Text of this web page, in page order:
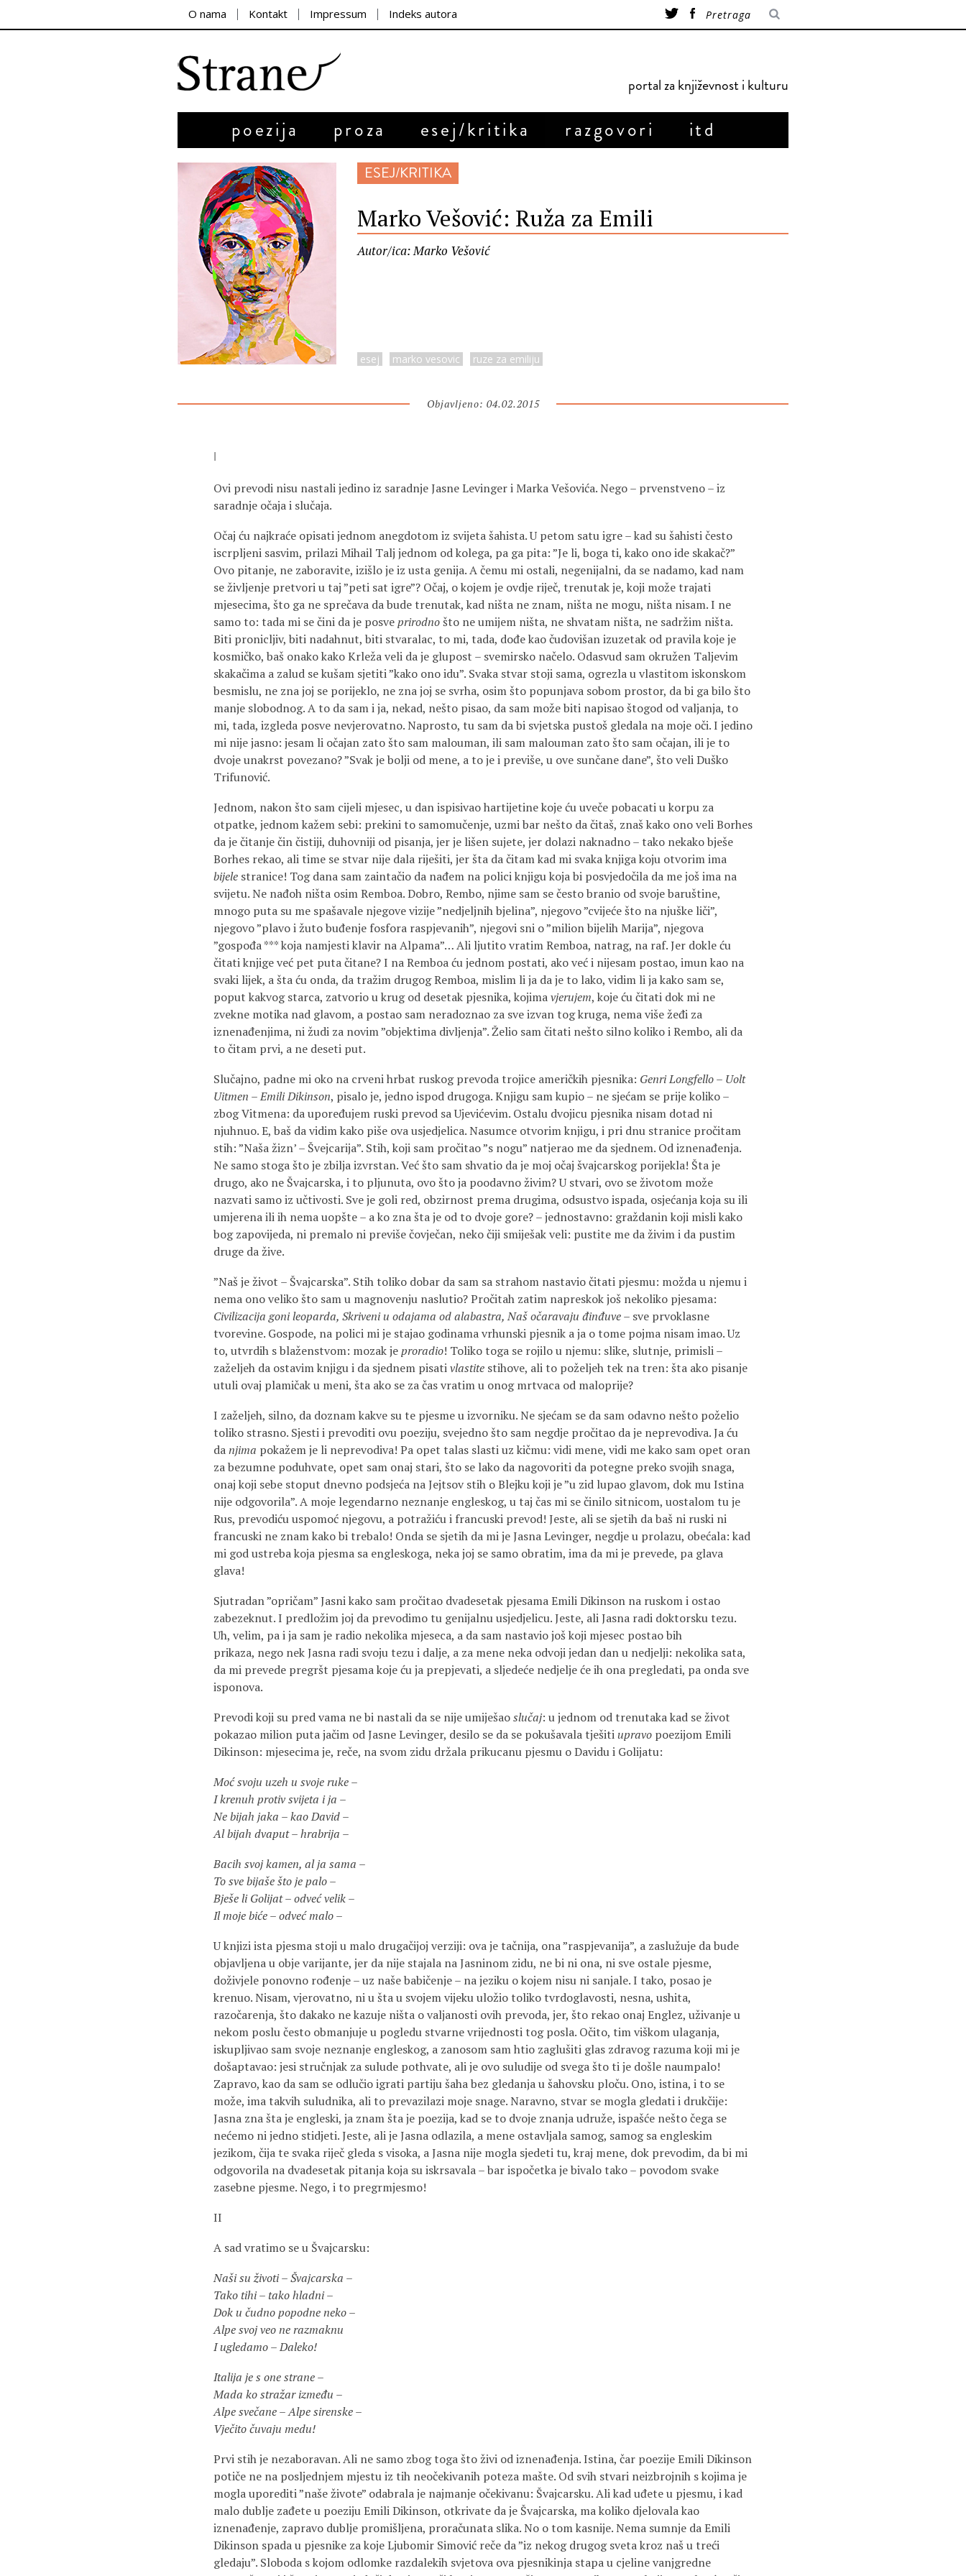
O nama Kontakt Impressum Indeks autora
portal za književnost i kulturu
poezija proza esej/kritika razgovori itd
ESEJ/KRITIKA
Marko Vešović: Ruža za Emili
Autor/ica: Marko Vešović
esej marko vesovic ruze za emiliju
Objavljeno: 04.02.2015
Ovi prevodi nisu nastali jedino iz saradnje Jasne Levinger i Marka Vešovića. Nego – prvenstveno – iz
saradnje očaja i slučaja.
Očaj ću najkraće opisati jednom anegdotom iz svijeta šahista. U petom satu igre – kad su šahisti često
iscrpljeni sasvim, prilazi Mihail Talj jednom od kolega, pa ga pita: ”Je li, boga ti, kako ono ide skakač?”
Ovo pitanje, ne zaboravite, izišlo je iz usta genija. A čemu mi ostali, negenijalni, da se nadamo, kad nam
se življenje pretvori u taj ”peti sat igre”? Očaj, o kojem je ovdje riječ, trenutak je, koji može trajati
mjesecima, što ga ne sprečava da bude trenutak, kad ništa ne znam, ništa ne mogu, ništa nisam. I ne
samo to: tada mi se čini da je posveprirodnošto ne umijem ništa, ne shvatam ništa, ne sadržim ništa.
Biti pronicljiv, biti nadahnut, biti stvaralac, to mi, tada, dođe kao čudovišan izuzetak od pravila koje je
kosmičko, baš onako kako Krleža veli da je glupost – svemirsko načelo. Odasvud sam okružen Taljevim
skakačima a zalud se kušam sjetiti ”kako ono idu”. Svaka stvar stoji sama, ogrezla u vlastitom iskonskom
besmislu, ne zna joj se porijeklo, ne zna joj se svrha, osim što popunjava sobom prostor, da bi ga bilo što
manje slobodnog. A to da sam i ja, nekad, nešto pisao, da sam može biti napisao štogod od valjanja, to
mi, tada, izgleda posve nevjerovatno. Naprosto, tu sam da bi svjetska pustoš gledala na moje oči. I jedino
mi nije jasno: jesam li očajan zato što sam malouman, ili sam malouman zato što sam očajan, ili je to
dvoje unakrst povezano? ”Svak je bolji od mene, a to je i previše, u ove sunčane dane”, što veli Duško
Trifunović.
Jednom, nakon što sam cijeli mjesec, u dan ispisivao hartijetine koje ću uveče pobacati u korpu za
otpatke, jednom kažem sebi: prekini to samomučenje, uzmi bar nešto da čitaš, znaš kako ono veli Borhes
da je čitanje čin čistiji, duhovniji od pisanja, jer je lišen sujete, jer dolazi naknadno – tako nekako bješe
Borhes rekao, ali time se stvar nije dala riješiti, jer šta da čitam kad mi svaka knjiga koju otvorim ima
bijele stranice! Tog dana sam zaintačio da nađem na polici knjigu koja bi posvjedočila da me još ima na
svijetu. Ne nađoh ništa osim Remboa. Dobro, Rembo, njime sam se često branio od svoje baruštine,
mnogo puta su me spašavale njegove vizije ”nedjeljnih bjelina”, njegovo ”cvijeće što na njuške liči”,
njegovo ”plavo i žuto buđenje fosfora raspjevanih”, njegovi sni o ”milion bijelih Marija”, njegova
”gospođa *** koja namjesti klavir na Alpama”… Ali ljutito vratim Remboa, natrag, na raf. Jer dokle ću
čitati knjige već pet puta čitane? I na Remboa ću jednom postati, ako već i nijesam postao, imun kao na
svaki lijek, a šta ću onda, da tražim drugog Remboa, mislim li ja da je to lako, vidim li ja kako sam se,
poput kakvog starca, zatvorio u krug od desetak pjesnika, kojimavjerujem, koje ću čitati dok mi ne
zvekne motika nad glavom, a postao sam neradoznao za sve izvan tog kruga, nema više žeđi za
iznenađenjima, ni žudi za novim ”objektima divljenja”. Želio sam čitati nešto silno koliko i Rembo, ali da
to čitam prvi, a ne deseti put.
Slučajno, padne mi oko na crveni hrbat ruskog prevoda trojice američkih pjesnika: Genri Longfello – Uolt
Uitmen – Emili Dikinson, pisalo je, jedno ispod drugoga. Knjigu sam kupio – ne sjećam se prije koliko –
zbog Vitmena: da upoređujem ruski prevod sa Ujevićevim. Ostalu dvojicu pjesnika nisam dotad ni
njuhnuo. E, baš da vidim kako piše ova usjedjelica. Nasumce otvorim knjigu, i pri dnu stranice pročitam
stih: ”Naša žizn’ – Švejcarija”. Stih, koji sam pročitao ”s nogu” natjerao me da sjednem. Od iznenađenja.
Ne samo stoga što je zbilja izvrstan. Već što sam shvatio da je moj očaj švajcarskog porijekla! Šta je
drugo, ako ne Švajcarska, i to pljunuta, ovo što ja poodavno živim? U stvari, ovo se životom može
nazvati samo iz učtivosti. Sve je goli red, obzirnost prema drugima, odsustvo ispada, osjećanja koja su ili
umjerena ili ih nema uopšte – a ko zna šta je od to dvoje gore? – jednostavno: graždanin koji misli kako
bog zapovijeda, ni premalo ni previše čovječan, neko čiji smiješak veli: pustite me da živim i da pustim
druge da žive.
”Naš je život – Švajcarska”. Stih toliko dobar da sam sa strahom nastavio čitati pjesmu: možda u njemu i
nema ono veliko što sam u magnovenju naslutio? Pročitah zatim napreskok još nekoliko pjesama:
Civilizacija goni leoparda, Skriveni u odajama od alabastra, Naš očaravaju đinđuve– sve prvoklasne
tvorevine. Gospode, na polici mi je stajao godinama vrhunski pjesnik a ja o tome pojma nisam imao. Uz
to, utvrdih s blaženstvom: mozak jeproradio! Toliko toga se rojilo u njemu: slike, slutnje, primisli –
zaželjeh da ostavim knjigu i da sjednem pisativlastite stihove, ali to poželjeh tek na tren: šta ako pisanje
utuli ovaj plamičak u meni, šta ako se za čas vratim u onog mrtvaca od maloprije?
I zaželjeh, silno, da doznam kakve su te pjesme u izvorniku. Ne sjećam se da sam odavno nešto poželio
toliko strasno. Sjesti i prevoditi ovu poeziju, svejedno što sam negdje pročitao da je neprevodiva. Ja ću
danjima pokažem je li neprevodiva! Pa opet talas slasti uz kičmu: vidi mene, vidi me kako sam opet oran
za bezumne poduhvate, opet sam onaj stari, što se lako da nagovoriti da potegne preko svojih snaga,
onaj koji sebe stoput dnevno podsjeća na Jejtsov stih o Blejku koji je ”u zid lupao glavom, dok mu Istina
nije odgovorila”. A moje legendarno neznanje engleskog, u taj čas mi se činilo sitnicom, uostalom tu je
Rus, prevodiću uspomoć njegovu, a potražiću i francuski prevod! Jeste, ali se sjetih da baš ni ruski ni
francuski ne znam kako bi trebalo! Onda se sjetih da mi je Jasna Levinger, negdje u prolazu, obećala: kad
mi god ustreba koja pjesma sa engleskoga, neka joj se samo obratim, ima da mi je prevede, pa glava
glava!
Sjutradan ”opričam” Jasni kako sam pročitao dvadesetak pjesama Emili Dikinson na ruskom i ostao
zabezeknut. I predložim joj da prevodimo tu genijalnu usjedjelicu. Jeste, ali Jasna radi doktorsku tezu.
Uh, velim, pa i ja sam je radio nekolika mjeseca, a da sam nastavio još koji mjesec postao bih
prikaza, nego nek Jasna radi svoju tezu i dalje, a za mene neka odvoji jedan dan u nedjelji: nekolika sata,
da mi prevede pregršt pjesama koje ću ja prepjevati, a sljedeće nedjelje će ih ona pregledati, pa onda sve
isponova.
Prevodi koji su pred vama ne bi nastali da se nije umiješaoslučaj: u jednom od trenutaka kad se život
pokazao milion puta jačim od Jasne Levinger, desilo se da se pokušavala tješitiupravo poezijom Emili
Dikinson: mjesecima je, reče, na svom zidu držala prikucanu pjesmu o Davidu i Golijatu:
Moć svoju uzeh u svoje ruke –
I krenuh protiv svijeta i ja –
Ne bijah jaka – kao David –
Al bijah dvaput – hrabrija –
Bacih svoj kamen, al ja sama –
To sve bijaše što je palo –
Bješe li Golijat – odveć velik –
Il moje biće – odveć malo –
U knjizi ista pjesma stoji u malo drugačijoj verziji: ova je tačnija, ona ”raspjevanija”, a zaslužuje da bude
objavljena u obje varijante, jer da nije stajala na Jasninom zidu, ne bi ni ona, ni sve ostale pjesme,
doživjele ponovno rođenje – uz naše babičenje – na jeziku o kojem nisu ni sanjale. I tako, posao je
krenuo. Nisam, vjerovatno, ni u šta u svojem vijeku uložio toliko tvrdoglavosti, nesna, ushita,
razočarenja, što dakako ne kazuje ništa o valjanosti ovih prevoda, jer, što rekao onaj Englez, uživanje u
nekom poslu često obmanjuje u pogledu stvarne vrijednosti tog posla. Očito, tim viškom ulaganja,
iskupljivao sam svoje neznanje engleskog, a zanosom sam htio zaglušiti glas zdravog razuma koji mi je
došaptavao: jesi stručnjak za sulude pothvate, ali je ovo suludije od svega što ti je došle naumpalo!
Zapravo, kao da sam se odlučio igrati partiju šaha bez gledanja u šahovsku ploču. Ono, istina, i to se
može, ima takvih suludnika, ali to prevazilazi moje snage. Naravno, stvar se mogla gledati i drukčije:
Jasna zna šta je engleski, ja znam šta je poezija, kad se to dvoje znanja udruže, ispašće nešto čega se
nećemo ni jedno stidjeti. Jeste, ali je Jasna odlazila, a mene ostavljala samog, samog sa engleskim
jezikom, čija te svaka riječ gleda s visoka, a Jasna nije mogla sjedeti tu, kraj mene, dok prevodim, da bi mi
odgovorila na dvadesetak pitanja koja su iskrsavala – bar ispočetka je bivalo tako – povodom svake
zasebne pjesme. Nego, i to pregrmjesmo!
II
A sad vratimo se u Švajcarsku:
Naši su životi – Švajcarska –
Tako tihi – tako hladni –
Dok u čudno popodne neko –
Alpe svoj veo ne razmaknu
I ugledamo – Daleko!
Italija je s one strane –
Mada ko stražar između –
Alpe svečane – Alpe sirenske –
Vječito čuvaju medu!
Prvi stih je nezaboravan. Ali ne samo zbog toga što živi od iznenađenja. Istina, čar poezije Emili Dikinson
potiče ne na posljednjem mjestu iz tih neočekivanih poteza mašte. Od svih stvari neizbrojnih s kojima je
mogla uporediti ”naše živote” odabrala je najmanje očekivanu: Švajcarsku. Ali kad uđete u pjesmu, i kad
malo dublje zađete u poeziju Emili Dikinson, otkrivate da je Švajcarska, ma koliko djelovala kao
iznenađenje, zapravo dublje promišljena, proračunata slika. No o tom kasnije. Nema sumnje da Emili
Dikinson spada u pjesnike za koje Ljubomir Simović reče da ”iz nekog drugog sveta kroz naš u treći
gledaju”. Sloboda s kojom odlomke razdalekih svjetova ova pjesnikinja stapa u cjeline vanjgredne